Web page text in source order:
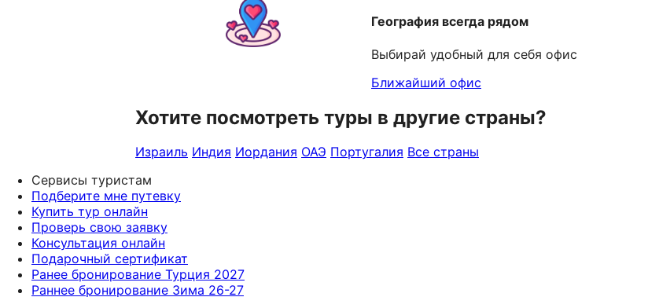
География всегда рядом
Выбирай удобный для себя офис
Ближайший офис
Хотите посмотреть туры в другие страны?
Израиль Индия Иордания ОАЭ Португалия Все страны
Сервисы туристам
Подберите мне путевку
Купить тур онлайн
Проверь свою заявку
Консультация онлайн
Подарочный сертификат
Ранее бронирование Турция 2027
Раннее бронирование Зима 26-27